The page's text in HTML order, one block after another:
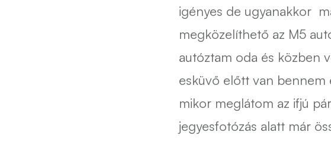
igényes de ugyanakkor
megközelíthető az M5
autóztam oda és közben
esküvő előtt van bennem
mikor meglátom az ifjú
jegyesfotózás alatt már